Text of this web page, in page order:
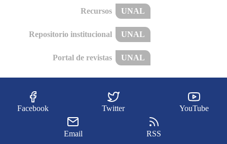
Recursos UNAL
Repositorio institucional UNAL
Portal de revistas UNAL
Facebook Twitter YouTube
Email RSS